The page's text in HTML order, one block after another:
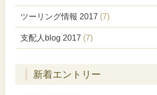
ツーリング情報 2017 (7)
支配人blog 2017 (7)
新着エントリー